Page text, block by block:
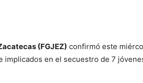
(FGJEZ) confirmó este
en el secuestro de 7